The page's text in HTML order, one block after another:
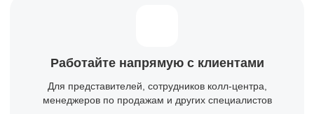
Работайте напрямую с клиентами
Для представителей, сотрудников колл-центра,
менеджеров по продажам и других специалистов